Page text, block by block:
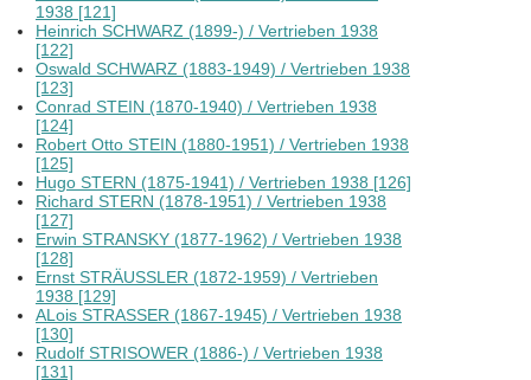
1938 [121]
Heinrich SCHWARZ (1899-) / Vertrieben 1938
[122]
Oswald SCHWARZ (1883-1949) / Vertrieben 1938
[123]
Conrad STEIN (1870-1940) / Vertrieben 1938
[124]
Robert Otto STEIN (1880-1951) / Vertrieben 1938
[125]
Hugo STERN (1875-1941) / Vertrieben 1938 [126]
Richard STERN (1878-1951) / Vertrieben 1938
[127]
Erwin STRANSKY (1877-1962) / Vertrieben 1938
[128]
Ernst STRÄUSSLER (1872-1959) / Vertrieben
1938 [129]
ALois STRASSER (1867-1945) / Vertrieben 1938
[130]
Rudolf STRISOWER (1886-) / Vertrieben 1938
[131]